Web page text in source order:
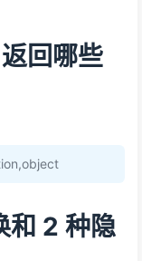
回哪些
和 2 种隐